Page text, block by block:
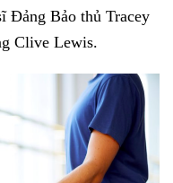
Đảng Bảo thủ Tracey
Clive Lewis.